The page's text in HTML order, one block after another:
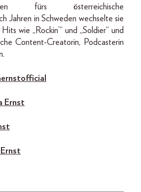
fürs österreichische
Jahren in Schweden wechselte sie
wie „Rockin’“ und „Soldier“ und
Content-Creatorin, Podcasterin
Ernst